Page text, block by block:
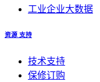
工业企业大数据
资源 支持
技术支持
保修订购